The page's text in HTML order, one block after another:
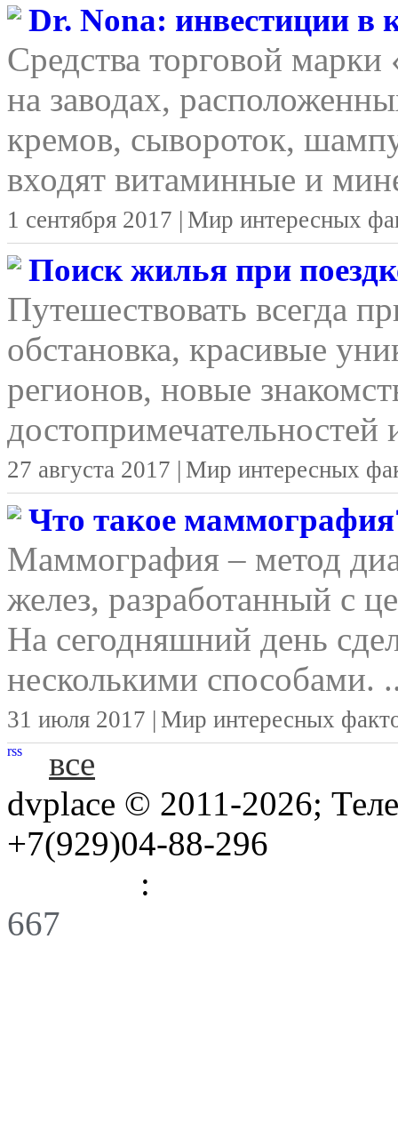
Dr. Nona: инвестиции в
Средства торговой
на заводах,
кремов, сывороток,
входят витаминные и
1 сентября 2017 | Мир интересных
Поиск жилья при
Путешествовать всегда
обстановка, красивые
регионов, новые
достопримечательностей
27 августа 2017 | Мир интересных
Что такое
Маммография – метод
желез, разработанный с
На сегодняшний день
несколькими способами.
31 июля 2017 | Мир интересных
rss
все
dvplace © 2011-2026;
+7(929)04-88-296
:
667